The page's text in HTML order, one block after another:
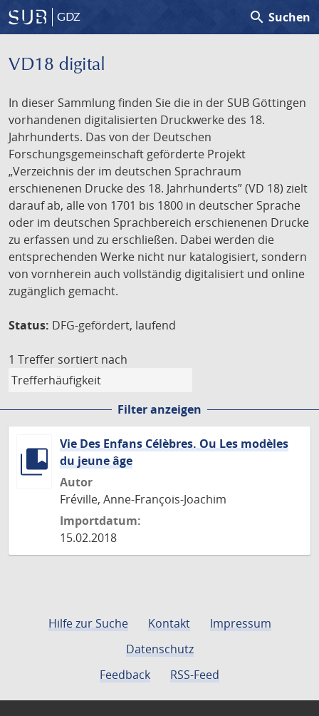
GDZ search Suchen
VD18 digital
In dieser Sammlung finden Sie die in der SUB Göttingen
vorhandenen digitalisierten Druckwerke des 18.
Jahrhunderts. Das von der Deutschen
Forschungsgemeinschaft geförderte Projekt
„Verzeichnis der im deutschen Sprachraum
erschienenen Drucke des 18. Jahrhunderts” (VD 18) zielt
darauf ab, alle von 1701 bis 1800 in deutscher Sprache
oder im deutschen Sprachbereich erschienenen Drucke
zu erfassen und zu erschließen. Dabei werden die
entsprechenden Werke nicht nur katalogisiert, sondern
von vornherein auch vollständig digitalisiert und online
zugänglich gemacht.
Status: DFG-gefördert, laufend
1 Treffer sortiert nach
Filter anzeigen
Vie Des Enfans Célèbres. Ou Les modèles
du jeune âge
Autor
Fréville, Anne-François-Joachim
Importdatum:
15.02.2018
Hilfe zur Suche Kontakt
Impressum
Datenschutz
Feedback
RSS-Feed